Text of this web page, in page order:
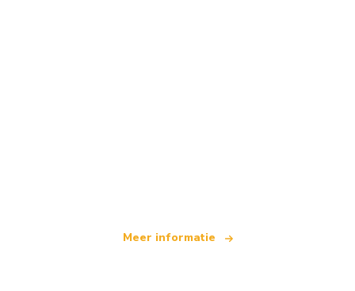
Meer informatie